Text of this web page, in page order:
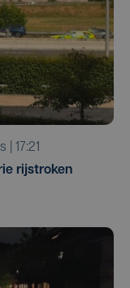
| 17:21
rijstroken